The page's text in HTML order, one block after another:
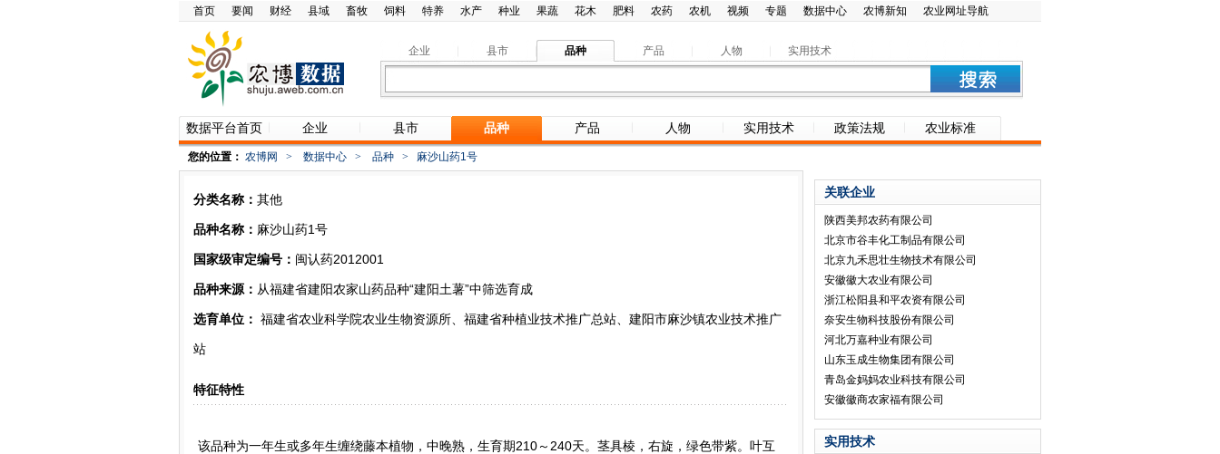
首页 要闻 财经 县域 畜牧 饲料 特养 水产 种业 果蔬 花木 肥料 农药 农机 视频 专题 数据中心 农博新知 农业网址导航
企业 县市 品种 产品 人物 实用技术
数据平台首页 企业 县市 品种 产品 人物 实用技术 政策法规 农业标准
您的位置： 农博网 > 数据中心 > 品种 > 麻沙山药1号
分类名称： 其他
品种名称： 麻沙山药1号
国家级审定编号： 闽认药2012001
品种来源： 从福建省建阳农家山药品种“建阳土薯”中筛选育成
选育单位： 福建省农业科学院农业生物资源所、福建省种植业技术推广总站、建阳市麻沙镇农业技术推广
站
特征特性
该品种为一年生或多年生缠绕藤本植物，中晚熟，生育期210～240天。茎具棱，右旋，绿色带紫。叶互
关联企业
陕西美邦农药有限公司
北京市谷丰化工制品有限公司
北京九禾思壮生物技术有限公司
安徽徽大农业有限公司
浙江松阳县和平农资有限公司
奈安生物科技股份有限公司
河北万嘉种业有限公司
山东玉成生物集团有限公司
青岛金妈妈农业科技有限公司
安徽徽商农家福有限公司
实用技术